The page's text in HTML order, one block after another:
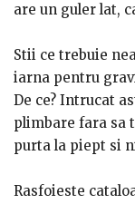
are un guler lat,
Stii ce trebuie
iarna pentru
De ce? Intrucat
plimbare fara sa
purta la piept si
Rasfoieste